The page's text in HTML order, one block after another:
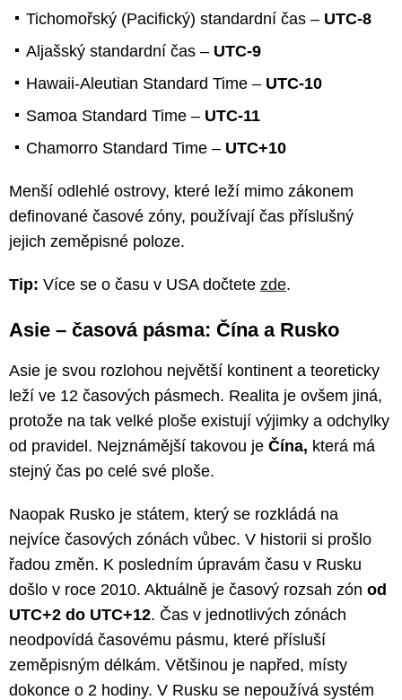
Tichomořský (Pacifický) standardní čas – UTC-8
Aljašský standardní čas – UTC-9
Hawaii-Aleutian Standard Time – UTC-10
Samoa Standard Time – UTC-11
Chamorro Standard Time – UTC+10
Menší odlehlé ostrovy, které leží mimo zákonem
definované časové zóny, používají čas příslušný
jejich zeměpisné poloze.
Tip: Více se o času v USA dočtete zde.
Asie – časová pásma: Čína a Rusko
Asie je svou rozlohou největší kontinent a teoreticky
leží ve 12 časových pásmech. Realita je ovšem jiná,
protože na tak velké ploše existují výjimky a odchylky
od pravidel. Nejznámější takovou je Čína, která má
stejný čas po celé své ploše.
Naopak Rusko je státem, který se rozkládá na
nejvíce časových zónách vůbec. V historii si prošlo
řadou změn. K posledním úpravám času v Rusku
došlo v roce 2010. Aktuálně je časový rozsah zón od
UTC+2 do UTC+12. Čas v jednotlivých zónách
neodpovídá časovému pásmu, které přísluší
zeměpisným délkám. Většinou je napřed, místy
dokonce o 2 hodiny. V Rusku se nepoužívá systém